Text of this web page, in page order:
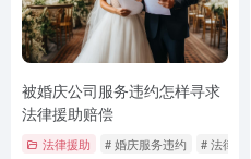
被婚庆公司服务违约怎样寻求
法律援助赔偿
法律援助 # 婚庆服务违约 # 法律完善